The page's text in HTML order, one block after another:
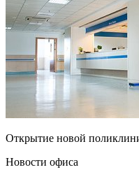
Открытие новой
Новости офиса